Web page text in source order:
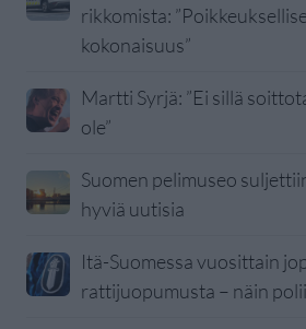
rikkomista:
kokonaisuus”
Martti Syrjä: ”Ei sillä
ole”
Suomen pelimuseo
hyviä uutisia
Itä-Suomessa vuosittain
rattijuopumusta – näin